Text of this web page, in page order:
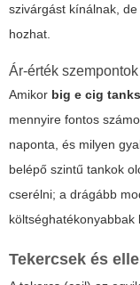
szivárgást kínálnak,
hozhat.
Ár-érték szempontok
Amikor big e cig tanks
mennyire fontos
naponta, és milyen
belépő szintű tankok
cserélni; a drágább
költséghatékonyabbak
Tekercsek és